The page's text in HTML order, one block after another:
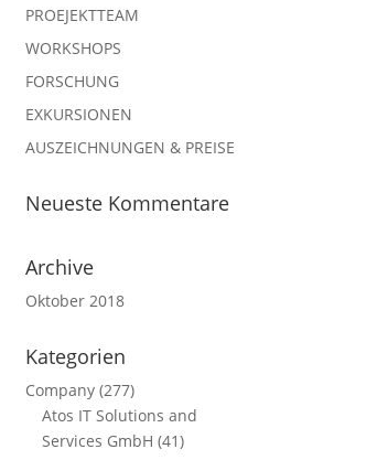
PROEJEKTTEAM
WORKSHOPS
FORSCHUNG
EXKURSIONEN
AUSZEICHNUNGEN & PREISE
Neueste Kommentare
Archive
Oktober 2018
Kategorien
Company (277)
Atos IT Solutions and
Services GmbH (41)